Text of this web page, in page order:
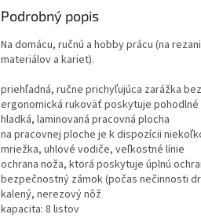
Podrobný popis
Na domácu, ručnú a hobby prácu (na
materiálov a kariet).
priehľadná, ručne prichyľujúca zarážka
ergonomická rukoväť poskytuje pohodlné
hladká, laminovaná pracovná plocha
na pracovnej ploche je k dispozícii
mriežka, uhlové vodiče, veľkostné línie
ochrana noža, ktorá poskytuje úplnú
bezpečnostný zámok (počas nečinnosti
kalený, nerezový nôž
kapacita: 8 listov